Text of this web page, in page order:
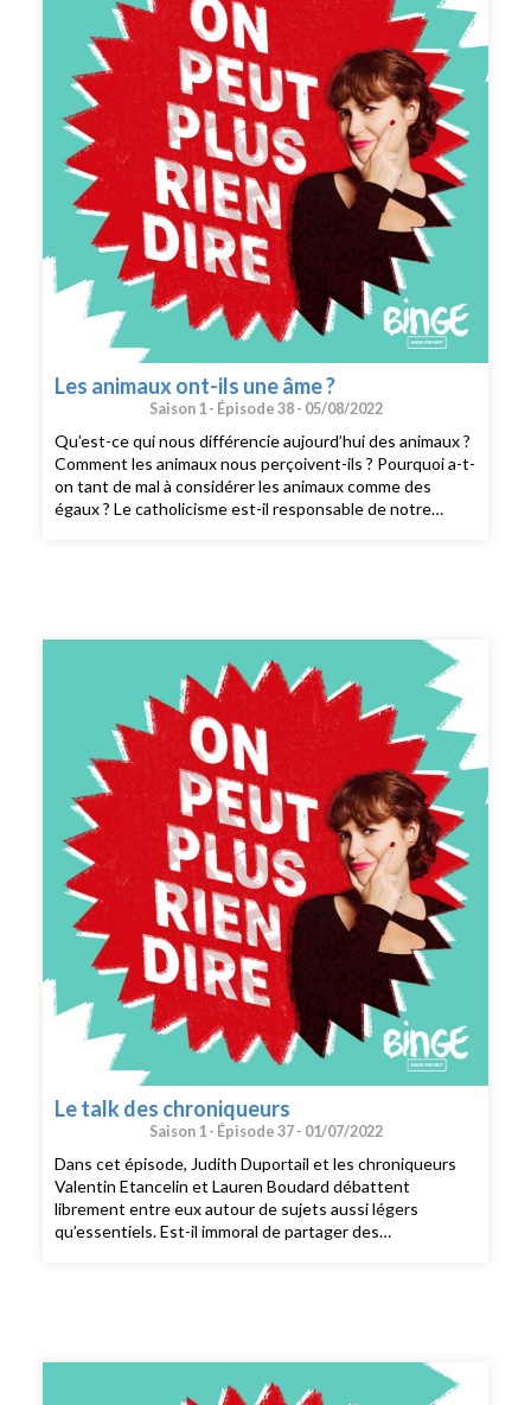
Direction des programmes : Joël Ronez. Direction de la
rédaction : David Carzon. Direction générale : Gabrielle
Boeri-Charles.
Les animaux ont-ils une âme ?
Saison 1 - Épisode 38 - 05/08/2022
Qu’est-ce qui nous différencie aujourd’hui des animaux ?
Comment les animaux nous perçoivent-ils ? Pourquoi a-t-
on tant de mal à considérer les animaux comme des
égaux ? Le catholicisme est-il responsable de notre
comme Icare, de Henri Verneuil (fiction, 120 min,
1979)Eichmann à Jérusalem, de Hannah Arendt (reéd.
Gallimard, 1991)La sagesse de la pieuvre, de Pippa
Ehrlich et James Reed (documentaire, 90 min,
2020L’insoutenable légèreté de l’être, de Milan Kundera
(reéd. Gallimard, 2007)CRÉDITS : On peut plus rien dire
est un podcast de Binge Audio animé par Judith
Duportail. Réalisation : Quentin Bresson. Production et
édition : Charlotte Baix. Générique : Josselin Bordat
(musique) et Bonnie Banane (voix). Identité graphique :
Sébastien Brothier (Upian). Direction des programmes :
Joël Ronez. Direction de la rédaction : David Carzon.
Direction générale : Gabrielle Boeri-Charles.
Le talk des chroniqueurs
Saison 1 - Épisode 37 - 01/07/2022
Dans cet épisode, Judith Duportail et les chroniqueurs
Valentin Etancelin et Lauren Boudard débattent
librement entre eux autour de sujets aussi légers
qu’essentiels. Est-il immoral de partager des
Réalisation : Elisa Grenet. Production et édition :
Charlotte Baix. Générique : Josselin Bordat (musique) et